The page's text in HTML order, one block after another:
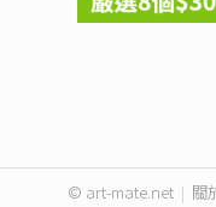
© art-mate.net | 關